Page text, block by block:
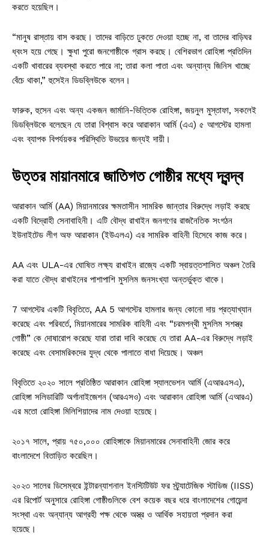
করতে হয়েছিল।
“মানুষ রাস্তায় বাস করছে। তাদের বাড়িতে ঢুকতে দেওয়া হচ্ছে না, বা তাদের বাড়িঘর
ধ্বংস হয়ে গেছে। ক্ষুধা পুরো জনগোষ্ঠীকে গ্রাস করছে। বেশিরভাগ রোহিঙ্গা প্রতিদিন
একটি খাবারের ব্যবস্থা করতে পারে না; তারা কলা পাতা এবং অন্যান্য জিনিস খাচ্ছে
বেঁচে থাকা,” হুসেইন ডিডব্লিউকে বলেন।
ফারুক, হুসেন এবং অন্য একজন জার্মানি-ভিত্তিক রোহিঙ্গা, জয়নুল মুস্তাফা, সকলেই
ডিডব্লিউকে বলেছেন যে তারা বিশ্বাস করে আরাকান আর্মি (এএ) ৫ আগস্টের হামলা
এবং ব্যাপক বিপর্যয়কর পরিস্থিতি উভয়ের জন্যই দায়ী।
উত্তর মায়ানমারে জাতিগত গোষ্ঠীর মধ্যে দ্বন্দ্ব
আরাকান আর্মি (AA) মিয়ানমারের ক্ষমতাসীন সামরিক জান্তার বিরুদ্ধে লড়াই করছে
একটি বিদ্রোহী সেনাবাহিনী। এটি বৌদ্ধ রাখাইন জনগণের রাজনৈতিক সংগঠন
ইউনাইটেড লীগ অফ আরাকান (ইউএলএ) এর সামরিক বাহিনী হিসেবে কাজ করে।
AA এবং ULA-এর ঘোষিত লক্ষ্য রাখাইন রাজ্যে একটি স্বায়ত্তশাসিত অঞ্চল তৈরি
করা যাতে বৌদ্ধ রাখাইনের পাশাপাশি মুসলিম জনসংখ্যা অন্তর্ভুক্ত থাকে।
7 আগস্টের একটি বিবৃতিতে, AA 5 আগস্টের হামলার জন্য কোনো দায় প্রত্যাখ্যান
করেছে এবং পরিবর্তে, মিয়ানমারের সামরিক বাহিনী এবং “চরমপন্থী মুসলিম সশস্ত্র
গোষ্ঠী” কে দোষারোপ করেছে যারা তারা দাবি করেছে যে তারা AA-এর বিরুদ্ধে লড়াই
করেছে এবং বেসামরিকদের যুদ্ধ থেকে পালাতে বাধা দিয়েছে। অঞ্চল
বিবৃতিতে ২০২০ সালে প্রতিষ্ঠিত আরাকান রোহিঙ্গা স্যালভেশন আর্মি (এআরএসএ),
রোহিঙ্গা সলিডারিটি অর্গানাইজেশন (আরএসও) এবং আরাকান রোহিঙ্গা আর্মি (এআরএ)
এর মতো রোহিঙ্গা মিলিশিয়াদের নাম দেওয়া হয়েছে।
২০১৭ সালে, প্রায় ৭৫০,০০০ রোহিঙ্গাকে মিয়ানমারের সেনাবাহিনী জোর করে
বাংলাদেশে বিতাড়িত করেছিল।
২০২৩ সালের ডিসেম্বরে ইন্টারন্যাশনাল ইনস্টিটিউট ফর স্ট্র্যাটেজিক স্টাডিজ (IISS)
এর রিপোর্ট অনুসারে রোহিঙ্গা গোষ্ঠীগুলিকে বেশ কয়েক বছর ধরে বাংলাদেশের গোয়েন্দা
সংস্থা এবং অন্যান্য আগ্রহী পক্ষ থেকে অস্ত্র ও আর্থিক সহায়তা প্রদান করা
হয়েছে।